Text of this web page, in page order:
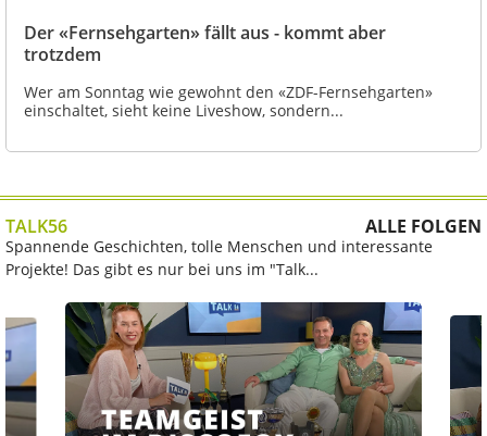
Der «Fernsehgarten» fällt aus - kommt aber
trotzdem
Wer am Sonntag wie gewohnt den «ZDF-Fernsehgarten»
einschaltet, sieht keine Liveshow, sondern...
TALK56 ALLE FOLGEN
Spannende Geschichten, tolle Menschen und interessante
Projekte! Das gibt es nur bei uns im "Talk...